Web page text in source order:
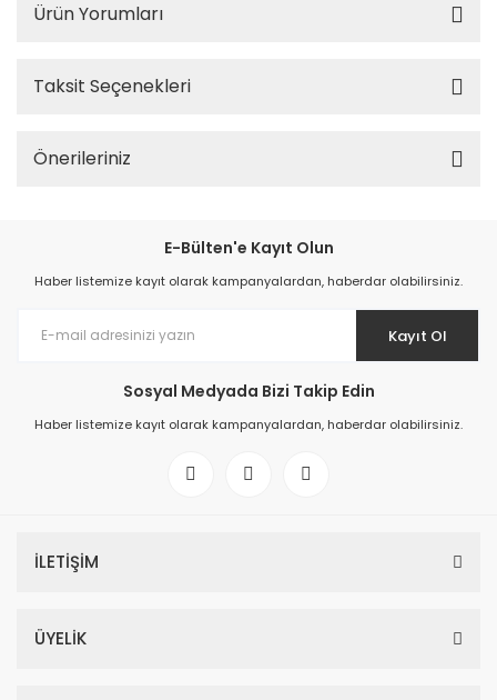
Ürün Yorumları
Taksit Seçenekleri
Önerileriniz
E-Bülten'e Kayıt Olun
Haber listemize kayıt olarak kampanyalardan, haberdar olabilirsiniz.
Kayıt Ol
Sosyal Medyada Bizi Takip Edin
Haber listemize kayıt olarak kampanyalardan, haberdar olabilirsiniz.
İLETİŞİM
ÜYELİK